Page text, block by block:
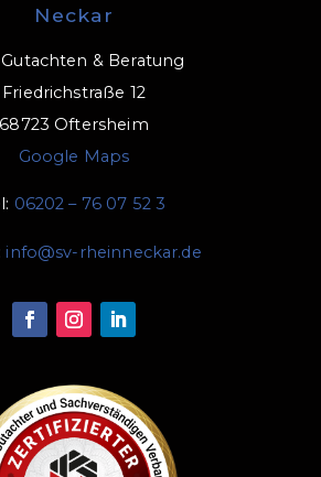
Neckar
Gutachten & Beratung
Friedrichstraße 12
68723 Oftersheim
Google Maps
06202 – 76 07 52 3
info@sv-rheinneckar.de